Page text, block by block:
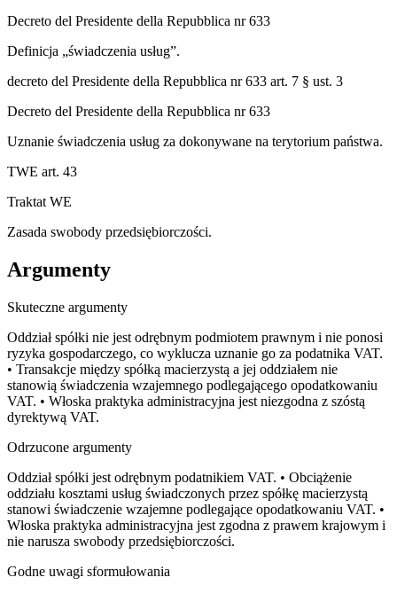
Decreto del Presidente della Repubblica nr 633
Definicja „świadczenia usług”.
decreto del Presidente della Repubblica nr 633 art. 7 § ust. 3
Decreto del Presidente della Repubblica nr 633
Uznanie świadczenia usług za dokonywane na terytorium państwa.
TWE art. 43
Traktat WE
Zasada swobody przedsiębiorczości.
Argumenty
Skuteczne argumenty
Oddział spółki nie jest odrębnym podmiotem prawnym i nie ponosi
ryzyka gospodarczego, co wyklucza uznanie go za podatnika VAT.
• Transakcje między spółką macierzystą a jej oddziałem nie
stanowią świadczenia wzajemnego podlegającego opodatkowaniu
VAT. • Włoska praktyka administracyjna jest niezgodna z szóstą
dyrektywą VAT.
Odrzucone argumenty
Oddział spółki jest odrębnym podatnikiem VAT. • Obciążenie
oddziału kosztami usług świadczonych przez spółkę macierzystą
stanowi świadczenie wzajemne podlegające opodatkowaniu VAT. •
Włoska praktyka administracyjna jest zgodna z prawem krajowym i
nie narusza swobody przedsiębiorczości.
Godne uwagi sformułowania